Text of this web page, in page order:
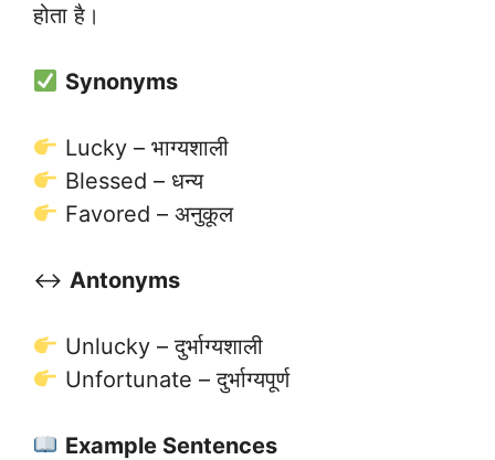
होता है।
Synonyms
Lucky – भाग्यशाली
Blessed – धन्य
Favored – अनुकूल
↔️ Antonyms
Unlucky – दुर्भाग्यशाली
Unfortunate – दुर्भाग्यपूर्ण
Example Sentences